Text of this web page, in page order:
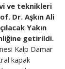
ve teknikleri
Dr. Aşkın Ali
Yakın
getirildi.
Kalp Damar
kapak